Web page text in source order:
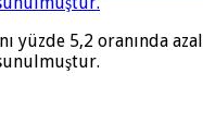
yüzde 5,2 oranında